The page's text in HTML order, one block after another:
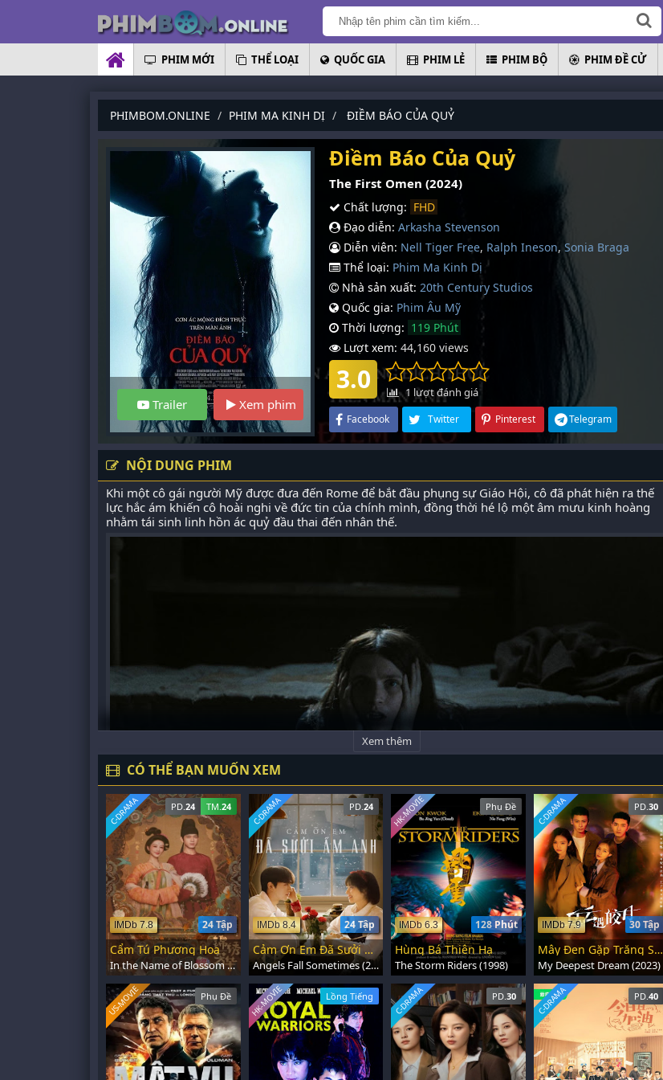
PHIM MỚI THỂ LOẠI QUỐC GIA PHIM LẺ PHIM BỘ PHIM ĐỀ CỬ
PHIMBOM.ONLINE PHIM MA KINH DỊ ĐIỀM BÁO CỦA QUỶ
Trailer Xem phim
Điềm Báo Của Quỷ
The First Omen (2024)
Chất lượng: FHD
Đạo diễn: Arkasha Stevenson
Diễn viên: Nell Tiger Free, Ralph Ineson, Sonia Braga
Thể loại: Phim Ma Kinh Dị
Nhà sản xuất: 20th Century Studios
Quốc gia: Phim Âu Mỹ
Thời lượng: 119 Phút
Lượt xem: 44,160 views
3.0 1 lượt đánh giá
Facebook Twitter Pinterest Telegram
NỘI DUNG PHIM
Khi một cô gái người Mỹ được đưa đến Rome để bắt đầu phụng sự Giáo Hội, cô đã phát hiện ra thế
lực hắc ám khiến cô hoài nghi về đức tin của chính mình, đồng thời hé lộ một âm mưu kinh hoàng
nhằm tái sinh linh hồn ác quỷ đầu thai đến nhân thế.
Xem thêm
CÓ THỂ BẠN MUỐN XEM
PD. 24 TM. 24
24 Tập
IMDb 7.8
C-DRAMA
Cẩm Tú Phương Hoa
In the Name of Blossom (2025)
PD. 24
24 Tập
IMDb 8.4
C-DRAMA
Cảm Ơn Em Đã Sưởi Ấm Anh
Angels Fall Sometimes (2024)
Phụ Đề
128 Phút
IMDb 6.3
HK-MOVIE
Hùng Bá Thiên Hạ
The Storm Riders (1998)
PD. 30
30 Tập
IMDb 7.9
C-DRAMA
Mây Đen Gặp Trăng Sáng
My Deepest Dream (2023)
Phụ Đề
US-MOVIE Lồng Tiếng
HK-MOVIE PD. 30
C-DRAMA PD. 40
C-DRAMA